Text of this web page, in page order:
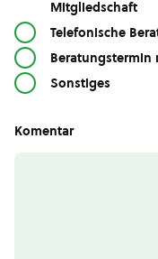
Mitgliedschaft
Telefonische
Sonstiges
Komentar